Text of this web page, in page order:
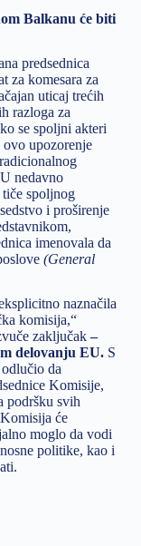
Balkanu će biti
predsednica
za komesara za
uticaj trećih
razloga za
se spoljni akteri
ovo upozorenje
nedavno
tiče spoljnog
i proširenje
imenovala da
(General
naznačila
komisija,“
zaključak–
delovanju EU.S
da
Komisije,
podršku svih
će
moglo da vodi
politike, kao i